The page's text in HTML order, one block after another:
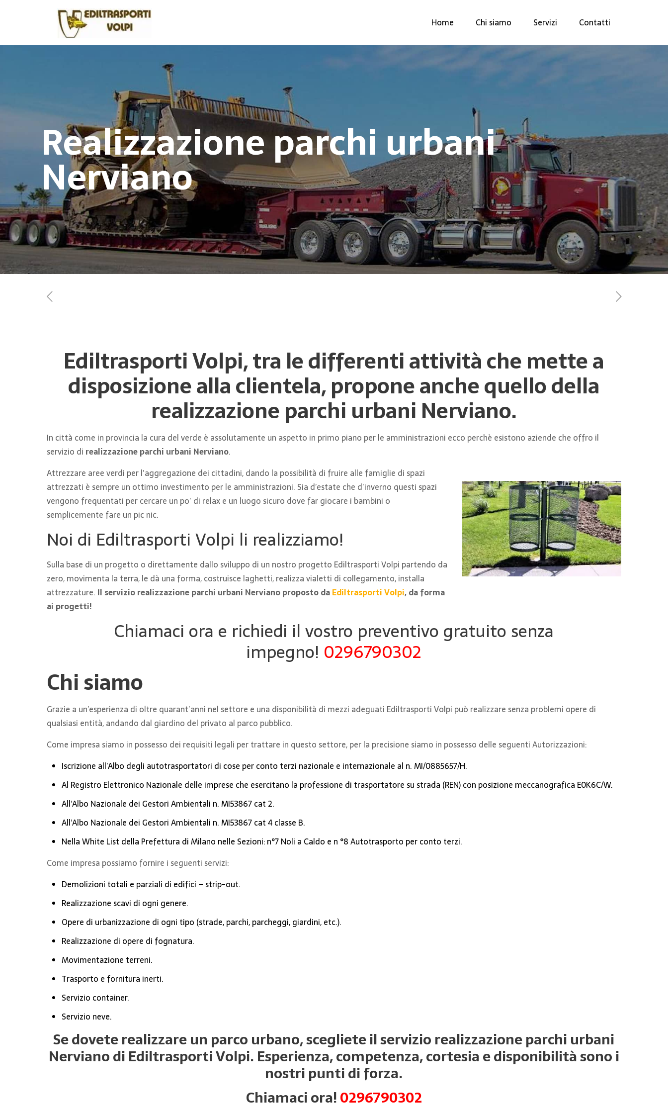
Home Chi siamo Servizi Contatti
Realizzazione parchi urbani
Nerviano
Ediltrasporti Volpi, tra le differenti attività che mette a
disposizione alla clientela, propone anche quello della
realizzazione parchi urbani Nerviano.
In città come in provincia la cura del verde è assolutamente un aspetto in primo piano per le amministrazioni ecco perchè esistono aziende che offro il
servizio di realizzazione parchi urbani Nerviano.
Attrezzare aree verdi per l’aggregazione dei cittadini, dando la possibilità di fruire alle famiglie di spazi
attrezzati è sempre un ottimo investimento per le amministrazioni. Sia d’estate che d’inverno questi spazi
vengono frequentati per cercare un po’ di relax e un luogo sicuro dove far giocare i bambini o
semplicemente fare un pic nic.
Noi di Ediltrasporti Volpi li realizziamo!
Sulla base di un progetto o direttamente dallo sviluppo di un nostro progetto Ediltrasporti Volpi partendo da
zero, movimenta la terra, le dà una forma, costruisce laghetti, realizza vialetti di collegamento, installa
attrezzature. Il servizio realizzazione parchi urbani Nerviano proposto daEdiltrasporti Volpi, da forma
ai progetti!
Chiamaci ora e richiedi il vostro preventivo gratuito senza
impegno! 0296790302
Chi siamo
Grazie a un’esperienza di oltre quarant’anni nel settore e una disponibilità di mezzi adeguati Ediltrasporti Volpi può realizzare senza problemi opere di
qualsiasi entità, andando dal giardino del privato al parco pubblico.
Come impresa siamo in possesso dei requisiti legali per trattare in questo settore, per la precisione siamo in possesso delle seguenti Autorizzazioni:
Iscrizione all’Albo degli autotrasportatori di cose per conto terzi nazionale e internazionale al n. MI/0885657/H.
Al Registro Elettronico Nazionale delle imprese che esercitano la professione di trasportatore su strada (REN) con posizione meccanografica E0K6C/W.
All’Albo Nazionale dei Gestori Ambientali n. MI53867 cat 2.
All’Albo Nazionale dei Gestori Ambientali n. MI53867 cat 4 classe B.
Nella White List della Prefettura di Milano nelle Sezioni: n°7 Noli a Caldo e n °8 Autotrasporto per conto terzi.
Come impresa possiamo fornire i seguenti servizi:
Demolizioni totali e parziali di edifici – strip-out.
Realizzazione scavi di ogni genere.
Opere di urbanizzazione di ogni tipo (strade, parchi, parcheggi, giardini, etc.).
Realizzazione di opere di fognatura.
Movimentazione terreni.
Trasporto e fornitura inerti.
Servizio container.
Servizio neve.
Se dovete realizzare un parco urbano, scegliete il servizio realizzazione parchi urbani
Nerviano di Ediltrasporti Volpi. Esperienza, competenza, cortesia e disponibilità sono i
nostri punti di forza.
Chiamaci ora!0296790302